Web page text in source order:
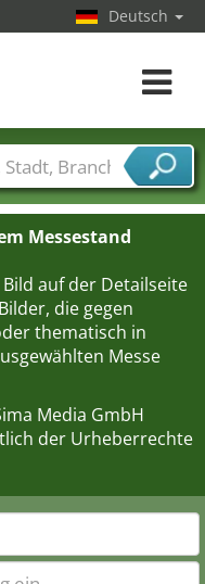
Messestand
auf der Detailseite
die gegen
thematisch in
Messe
Media GmbH
der Urheberrechte
Deutsch
Toggle
Branchen